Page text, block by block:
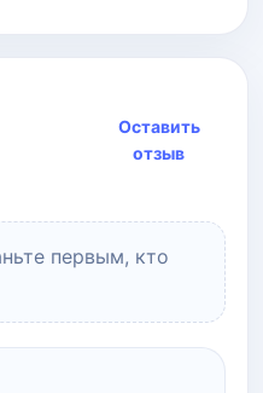
Оставить
отзыв
первым, кто